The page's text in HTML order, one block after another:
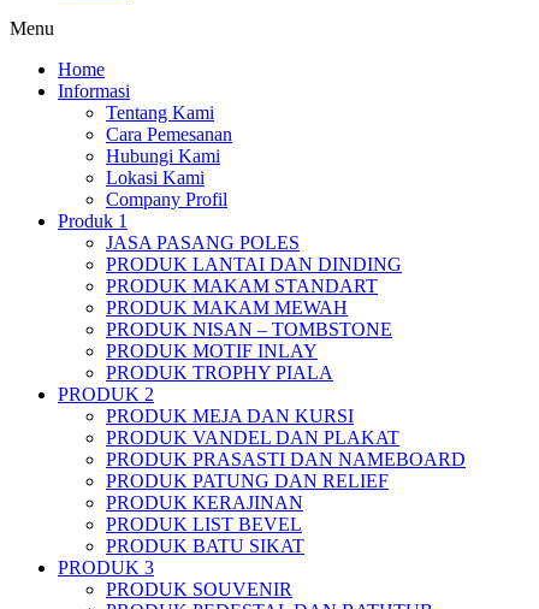
Menu
Home
Informasi
Tentang Kami
Cara Pemesanan
Hubungi Kami
Lokasi Kami
Company Profil
Produk 1
JASA PASANG POLES
PRODUK LANTAI DAN DINDING
PRODUK MAKAM STANDART
PRODUK MAKAM MEWAH
PRODUK NISAN – TOMBSTONE
PRODUK MOTIF INLAY
PRODUK TROPHY PIALA
PRODUK 2
PRODUK MEJA DAN KURSI
PRODUK VANDEL DAN PLAKAT
PRODUK PRASASTI DAN NAMEBOARD
PRODUK PATUNG DAN RELIEF
PRODUK KERAJINAN
PRODUK LIST BEVEL
PRODUK BATU SIKAT
PRODUK 3
PRODUK SOUVENIR